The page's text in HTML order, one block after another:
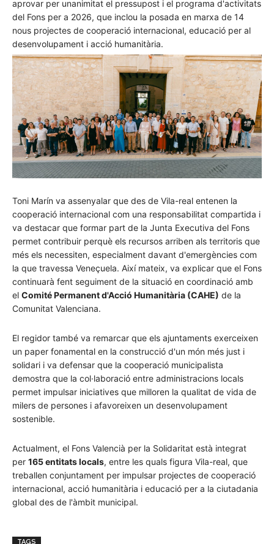
aprovar per unanimitat el pressupost i el programa d'activitats
del Fons per a 2026, que inclou la posada en marxa de 14
nous projectes de cooperació internacional, educació per al
desenvolupament i acció humanitària.
Toni Marín va assenyalar que des de Vila-real entenen la
cooperació internacional com una responsabilitat compartida i
va destacar que formar part de la Junta Executiva del Fons
permet contribuir perquè els recursos arriben als territoris que
més els necessiten, especialment davant d'emergències com
la que travessa Veneçuela. Així mateix, va explicar que el Fons
continuarà fent seguiment de la situació en coordinació amb
el Comité Permanent d'Acció Humanitària (CAHE) de la
Comunitat Valenciana.
El regidor també va remarcar que els ajuntaments exerceixen
un paper fonamental en la construcció d'un món més just i
solidari i va defensar que la cooperació municipalista
demostra que la col·laboració entre administracions locals
permet impulsar iniciatives que milloren la qualitat de vida de
milers de persones i afavoreixen un desenvolupament
sostenible.
Actualment, el Fons Valencià per la Solidaritat està integrat
per 165 entitats locals, entre les quals figura Vila-real, que
treballen conjuntament per impulsar projectes de cooperació
internacional, acció humanitària i educació per a la ciutadania
global des de l'àmbit municipal.
TAGS